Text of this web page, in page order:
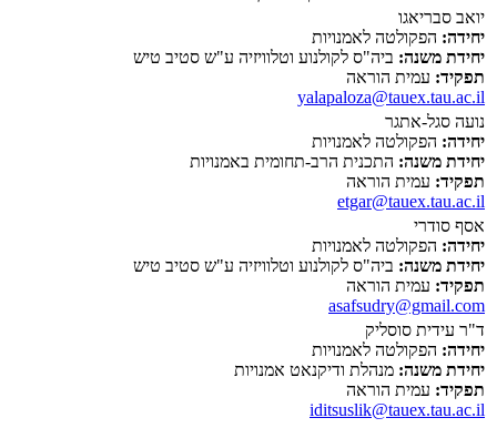
יואב סבריאגו
יחידה: הפקולטה לאמנויות
יחידת משנה: ביה"ס לקולנוע וטלוויזיה ע"ש סטיב טיש
תפקיד: עמית הוראה
yalapaloza@tauex.tau.ac.il
נועה סגל-אתגר
יחידה: הפקולטה לאמנויות
יחידת משנה: התכנית הרב-תחומית באמנויות
תפקיד: עמית הוראה
etgar@tauex.tau.ac.il
אסף סודרי
יחידה: הפקולטה לאמנויות
יחידת משנה: ביה"ס לקולנוע וטלוויזיה ע"ש סטיב טיש
תפקיד: עמית הוראה
asafsudry@gmail.com
ד"ר עידית סוסליק
יחידה: הפקולטה לאמנויות
יחידת משנה: מנהלת ודיקנאט אמנויות
תפקיד: עמית הוראה
iditsuslik@tauex.tau.ac.il